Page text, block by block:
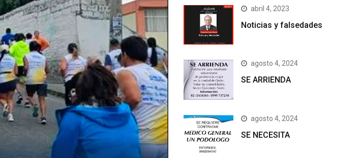
abril 4, 2023
Noticias y falsedades
agosto 4, 2024
SE ARRIENDA
agosto 4, 2024
SE NECESITA